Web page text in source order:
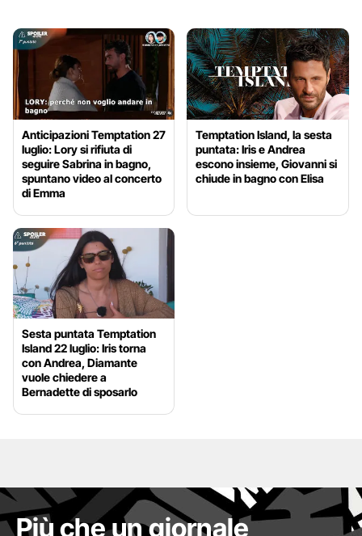
Anticipazioni Temptation 27
luglio: Lory si rifiuta di
seguire Sabrina in bagno,
spuntano video al concerto
di Emma
Temptation Island, la sesta
puntata: Iris e Andrea
escono insieme, Giovanni si
chiude in bagno con Elisa
Sesta puntata Temptation
Island 22 luglio: Iris torna
con Andrea, Diamante
vuole chiedere a
Bernadette di sposarlo
Più che un giornale